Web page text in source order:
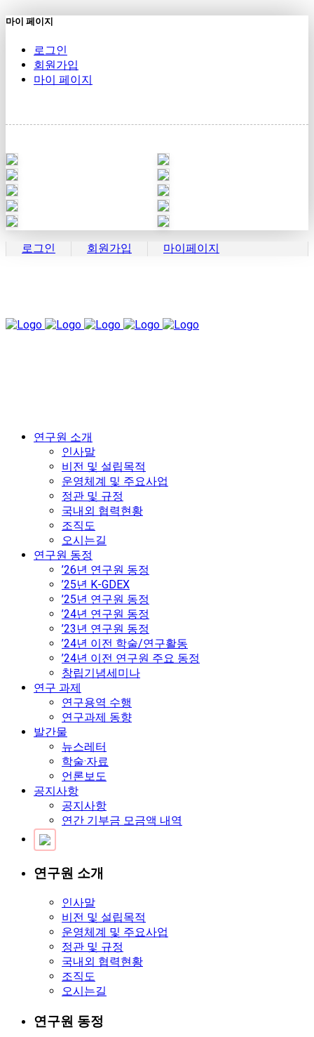
마이 페이지
로그인
회원가입
마이 페이지
로그인 회원가입 마이페이지
연구원 소개
인사말
비전 및 설립목적
운영체계 및 주요사업
정관 및 규정
국내외 협력현황
조직도
오시는길
연구원 동정
’26년 연구원 동정
’25년 K-GDEX
’25년 연구원 동정
’24년 연구원 동정
’23년 연구원 동정
’24년 이전 학술/연구활동
’24년 이전 연구원 주요 동정
창립기념세미나
연구 과제
연구용역 수행
연구과제 동향
발간물
뉴스레터
학술·자료
언론보도
공지사항
공지사항
연간 기부금 모금액 내역
연구원 소개
인사말
비전 및 설립목적
운영체계 및 주요사업
정관 및 규정
국내외 협력현황
조직도
오시는길
연구원 동정